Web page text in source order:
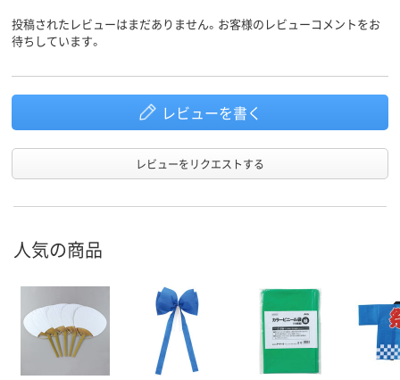
投稿されたレビューはまだありません。お客様のレビューコメントをお
待ちしています。
レビューを書く
レビューをリクエストする
人気の商品